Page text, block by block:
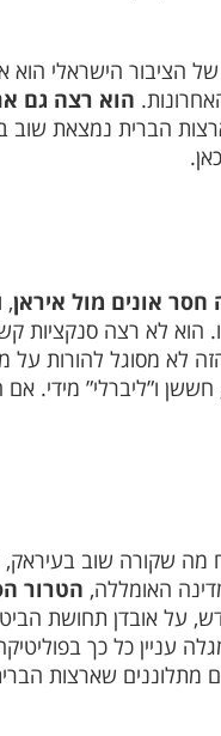
הציבור הישראלי
הוא רצה גם
הברית נמצאת שוב
אונים מול איראן,
הוא לא רצה סנקציות
לא מסוגל להורות
ו”ליברלי” מידי.
מה שקורה שוב
האומללה, הטרור
על אובדן תחושת
עניין כל כך
מתלוננים שארצות